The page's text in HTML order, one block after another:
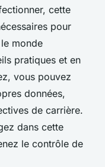
cette
pour
monde
pratiques et en
vous pouvez
données,
de carrière.
dans cette
le contrôle de